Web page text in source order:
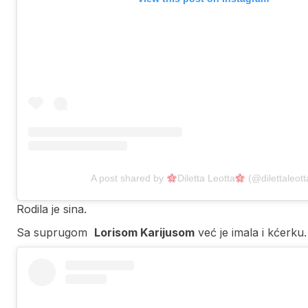
A post shared by Diletta Leotta
Rodila je sina.
Sa suprugom Lorisom Karijusom već je imala i kćerku.